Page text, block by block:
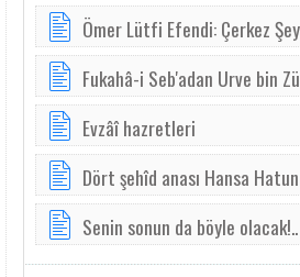
Ömer Lütfi Efendi: Çerkez
Fukahâ-i Seb'adan Urve bin
Evzâî hazretleri
Dört şehîd anası Hansa Hatun
Senin sonun da böyle olacak!..